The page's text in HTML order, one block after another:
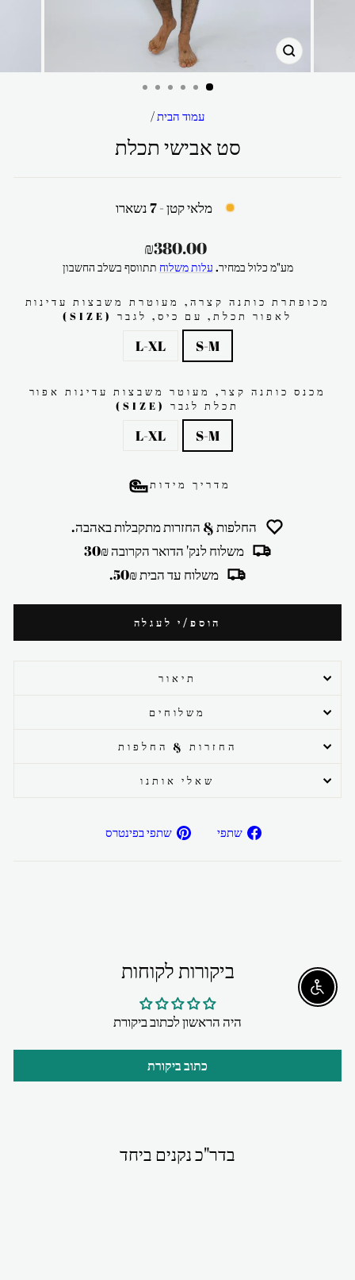
סגור
עמוד הבית/
סט אבישי תכלת
מלאי קטן - 7 נשארו
מחיר
רגיל
₪380.00
מע"מ כלול במחיר. עלות משלוח תתווסף בשלב החשבון
מכופתרת כותנה קצרה, מעוטרת משבצות עדינות
לאפור תכלת, עם כיס, לגבר (SIZE)
S-M
L-XL
מכנס כותנה קצר, מעוטר משבצות עדינות אפור
תכלת לגבר (SIZE)
S-M
L-XL
מדריך מידות
החלפות & החזרות מתקבלות באהבה.
משלוח לנק' הדואר הקרובה 30₪
משלוח עד הבית 50₪.
הוספ/י לעגלה
תיאור
משלוחים
החזרות & החלפות
שאלי אותנו
שתפי
שתפ/י שתפי בפינטרס
ביקורות לקוחות
היה הראשון לכתוב ביקורת
כתוב ביקורת
בדר"כ נקנים ביחד
Enable accessibility